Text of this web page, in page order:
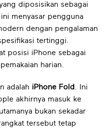
diposisikan sebagai
menyasar pengguna
dengan pengalaman
tertinggi.
posisi iPhone sebagai
harian.
adalah iPhone Fold
. Ini
akhirnya masuk ke
bukan sekadar
tersebut tetap